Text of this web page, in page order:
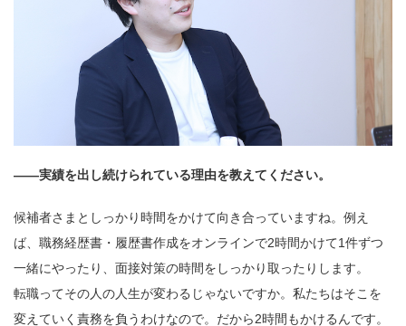
——実績を出し続けられている理由を教えてください。
候補者さまとしっかり時間をかけて向き合っていますね。例え
ば、職務経歴書・履歴書作成をオンラインで2時間かけて1件ずつ
一緒にやったり、面接対策の時間をしっかり取ったりします。
転職ってその人の人生が変わるじゃないですか。私たちはそこを
変えていく責務を負うわけなので。だから2時間もかけるんです。